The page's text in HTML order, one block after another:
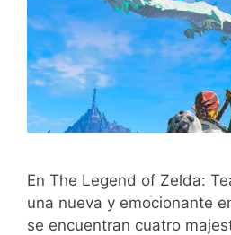
En The Legend of Zelda:
una nueva y emocionante
se encuentran cuatro